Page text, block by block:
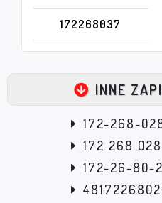
172268037
INNE
172-268-
172 268 028
172-26-80-